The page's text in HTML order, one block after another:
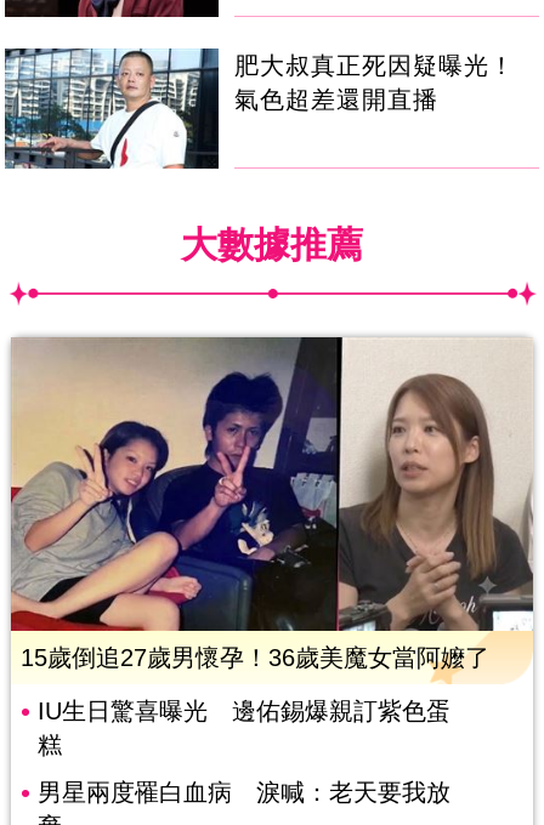
肥大叔真正死因疑曝光！
氣色超差還開直播
大數據推薦
15歲倒追27歲男懷孕！36歲美魔女當阿嬤了
IU生日驚喜曝光 邊佑錫爆親訂紫色蛋
糕
男星兩度罹白血病 淚喊：老天要我放